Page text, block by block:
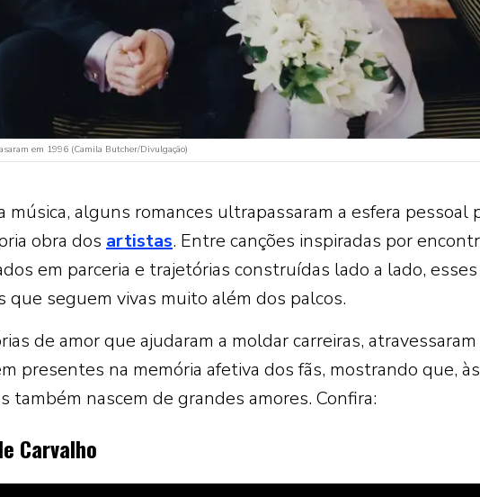
em 1996 (Camila Butcher/Divulgação)
alguns romances ultrapassaram a esfera pessoal
obra dos artistas. Entre canções inspiradas por
em parceria e trajetórias construídas lado a lado, esses
que seguem vivas muito além dos palcos.
de amor que ajudaram a moldar carreiras, atravessaram
presentes na memória afetiva dos fãs, mostrando que, às
também nascem de grandes amores. Confira:
Carvalho